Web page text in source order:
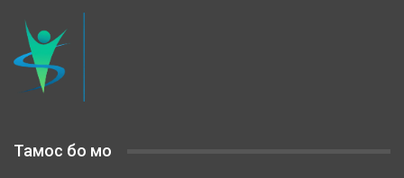
Тамос бо мо